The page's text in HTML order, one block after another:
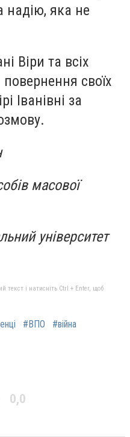
надію, яка не
Віри та всіх
своїх
Іванівні за
масової
університет
текст і натисніть Ctrl + Enter, щоб
#ВПО #війна
0,0